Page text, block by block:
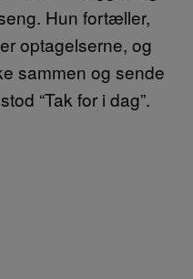
Hun fortæller,
optagelserne, og
sammen og sende
“Tak for i dag”.